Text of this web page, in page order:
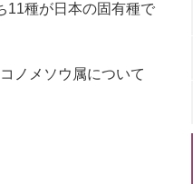
11種が日本の固有種で
ノメソウ属について